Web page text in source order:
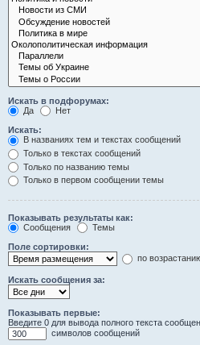
Искать в подфорумах:
Да
Нет
Искать:
В названиях тем и текстах сообщений
Только в текстах сообщений
Только по названию темы
Только в первом сообщении темы
Показывать результаты как:
Сообщения
Темы
Поле сортировки:
по
Искать сообщения за:
Показывать первые:
Введите 0 для вывода полного текста
символов сообщений